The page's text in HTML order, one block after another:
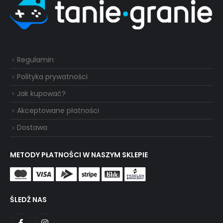
Regulamin
Polityka prywatności
Jak kupować?
Akceptowane płatności
Dostawa
METODY PŁATNOŚCI W NASZYM SKLEPIE
ŚLEDŹ NAS